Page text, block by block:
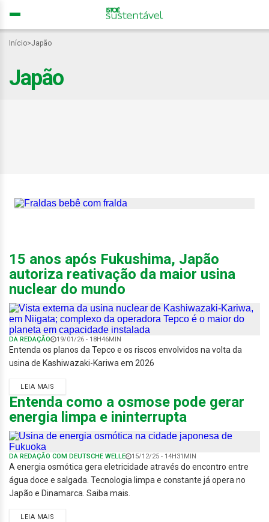
Início>Japão
Japão
15 anos após Fukushima, Japão
autoriza reativação da maior usina
nuclear do mundo
DA REDAÇÃO 19/01/26 - 18H46MIN
Entenda os planos da Tepco e os riscos envolvidos na volta da
usina de Kashiwazaki-Kariwa em 2026
LEIA MAIS
Entenda como a osmose pode gerar
energia limpa e ininterrupta
DA REDAÇÃO COM DEUTSCHE WELLE 15/12/25 - 14H31MIN
A energia osmótica gera eletricidade através do encontro entre
água doce e salgada. Tecnologia limpa e constante já opera no
Japão e Dinamarca. Saiba mais.
LEIA MAIS